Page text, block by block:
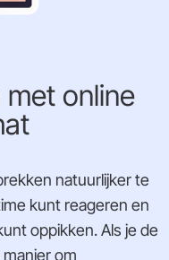
online
natuurlijker te
kunt reageren en
oppikken. Als je de
om